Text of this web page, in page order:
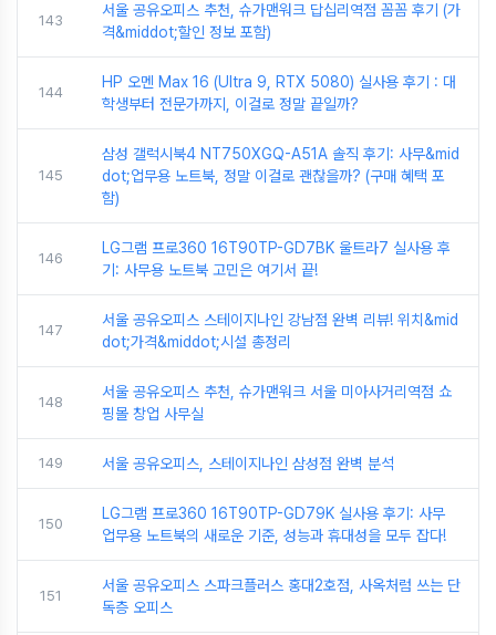
143
서울 공유오피스 추천, 슈가맨워크 답십리역점 꼼꼼 후기 (가
격&middot;할인 정보 포함)
144
HP 오멘 Max 16 (Ultra 9, RTX 5080) 실사용 후기 : 대
학생부터 전문가까지, 이걸로 정말 끝일까?
145
삼성 갤럭시북4 NT750XGQ-A51A 솔직 후기: 사무&mid
dot;업무용 노트북, 정말 이걸로 괜찮을까? (구매 혜택 포
함)
146
LG그램 프로360 16T90TP-GD7BK 울트라7 실사용 후
기: 사무용 노트북 고민은 여기서 끝!
147
서울 공유오피스 스테이지나인 강남점 완벽 리뷰! 위치&mid
dot;가격&middot;시설 총정리
148
서울 공유오피스 추천, 슈가맨워크 서울 미아사거리역점 쇼
핑몰 창업 사무실
149 서울 공유오피스, 스테이지나인 삼성점 완벽 분석
150
LG그램 프로360 16T90TP-GD79K 실사용 후기: 사무
업무용 노트북의 새로운 기준, 성능과 휴대성을 모두 잡다!
151
서울 공유오피스 스파크플러스 홍대2호점, 사옥처럼 쓰는 단
독층 오피스